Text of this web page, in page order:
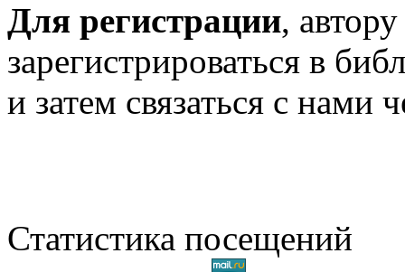
Для регистрации,
зарегистрироваться в
и затем связаться с нами
Статистика посещений